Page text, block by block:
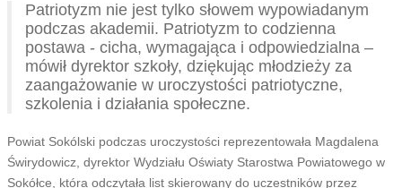
Patriotyzm nie jest tylko słowem wypowiadanym
podczas akademii. Patriotyzm to codzienna
postawa - cicha, wymagająca i odpowiedzialna –
mówił dyrektor szkoły, dziękując młodzieży za
zaangażowanie w uroczystości patriotyczne,
szkolenia i działania społeczne.
Powiat Sokólski podczas uroczystości reprezentowała Magdalena
Świrydowicz, dyrektor Wydziału Oświaty Starostwa Powiatowego w
Sokółce, która odczytała list skierowany do uczestników przez